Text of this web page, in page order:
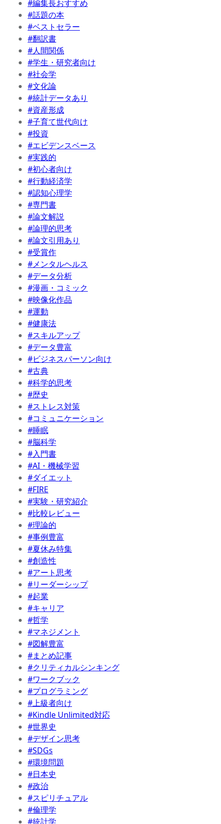
#編集長おすすめ
#話題の本
#ベストセラー
#翻訳書
#人間関係
#学生・研究者向け
#社会学
#文化論
#統計データあり
#資産形成
#子育て世代向け
#投資
#エビデンスベース
#実践的
#初心者向け
#行動経済学
#認知心理学
#専門書
#論文解説
#論理的思考
#論文引用あり
#受賞作
#メンタルヘルス
#データ分析
#漫画・コミック
#映像化作品
#運動
#健康法
#スキルアップ
#データ豊富
#ビジネスパーソン向け
#古典
#科学的思考
#歴史
#ストレス対策
#コミュニケーション
#睡眠
#脳科学
#入門書
#AI・機械学習
#ダイエット
#FIRE
#実験・研究紹介
#比較レビュー
#理論的
#事例豊富
#夏休み特集
#創造性
#アート思考
#リーダーシップ
#起業
#キャリア
#哲学
#マネジメント
#図解豊富
#まとめ記事
#クリティカルシンキング
#ワークブック
#プログラミング
#上級者向け
#Kindle Unlimited対応
#世界史
#デザイン思考
#SDGs
#環境問題
#日本史
#政治
#スピリチュアル
#倫理学
#統計学